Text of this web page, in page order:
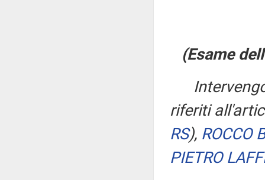
(Esame dell'
riferiti
RS), ROCCO
PIETRO